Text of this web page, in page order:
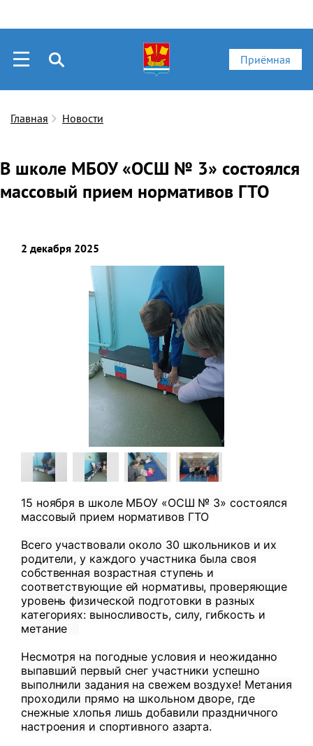
Приёмная
Главная Новости
В школе МБОУ «ОСШ № 3» состоялся
массовый прием нормативов ГТО
2 декабря 2025
15 ноября в школе МБОУ «ОСШ № 3» состоялся
массовый прием нормативов ГТО
Всего участвовали около 30 школьников и их
родители, у каждого участника была своя
собственная возрастная ступень и
соответствующие ей нормативы, проверяющие
уровень физической подготовки в разных
категориях: выносливость, силу, гибкость и
метание
Несмотря на погодные условия и неожиданно
выпавший первый снег участники успешно
выполнили задания на свежем воздухе! Метания
проходили прямо на школьном дворе, где
снежные хлопья лишь добавили праздничного
настроения и спортивного азарта.